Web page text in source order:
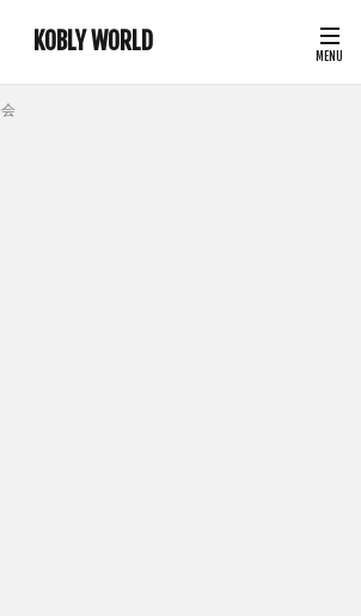
KOBLY WORLD